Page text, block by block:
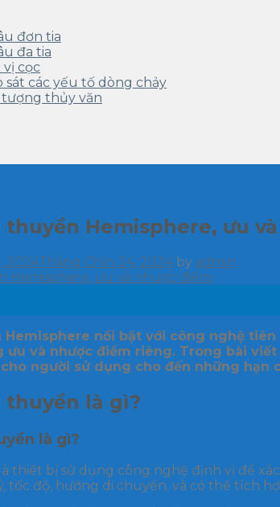
đơn tia
đa tia
vị cọc
sát các yếu tố dòng chảy
thủy văn
Hemisphere, ưu
2024Tháng Chín 24, 2024 by admin
Hemisphere nổi bật với công nghệ
ưu và nhược điểm riêng. Trong bài
người sử dụng cho đến những hạn
thuyền là gì?
là gì?
thiết bị sử dụng công nghệ định vị để
tốc độ, hướng di chuyển, và có thể tích